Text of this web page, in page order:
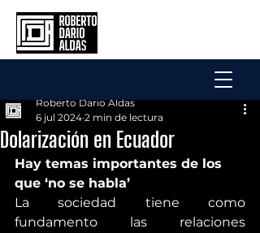
Dolarización en Ecuador
Roberto Dario Aldas
6 jul 2024 2 min de lectura
Hay temas importantes de los
que ‘no se habla’
La sociedad tiene como
fundamento las relaciones